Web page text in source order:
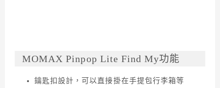
MOMAX Pinpop Lite Find My功能
鑰匙扣設計，可以直接掛在手提包行李箱等